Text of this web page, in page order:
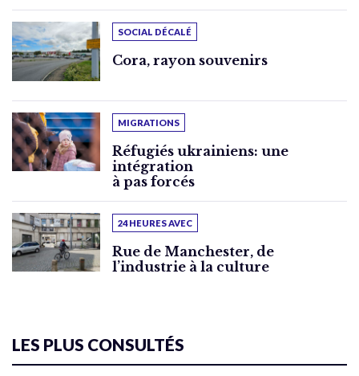
SOCIAL DÉCALÉ
Cora, rayon souvenirs
MIGRATIONS
Réfugiés ukrainiens: une
intégration
à pas forcés
24 HEURES AVEC
Rue de Manchester, de
l’industrie à la culture
LES PLUS CONSULTÉS